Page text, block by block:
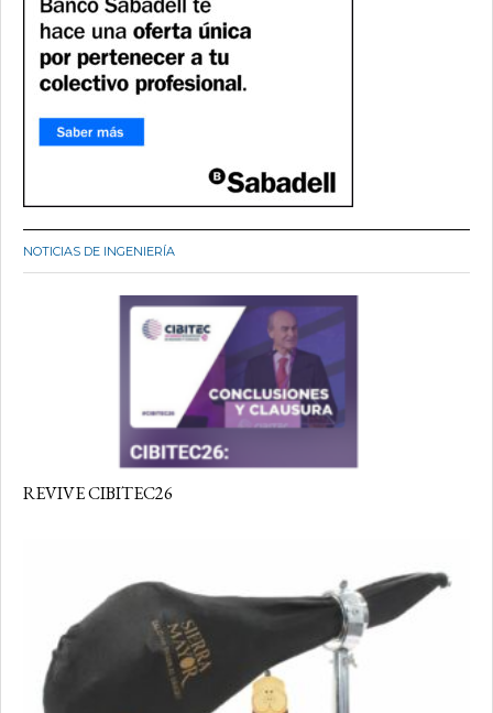
NOTICIAS DE INGENIERÍA
REVIVE CIBITEC26